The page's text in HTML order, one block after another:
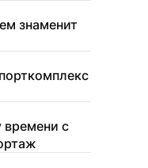
знаменит
времени с